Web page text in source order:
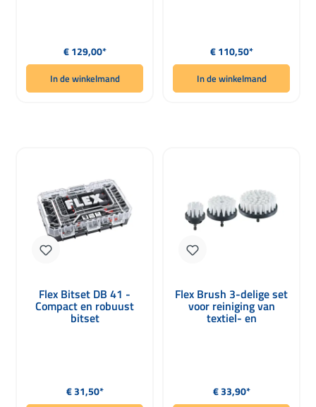
Normale prijs:
€ 129,00*
In de winkelmand
Normale prijs:
€ 110,50*
In de winkelmand
Flex Bitset DB 41 -
Compact en robuust
bitset
Normale prijs:
€ 31,50*
Flex Brush 3-delige set
voor reiniging van
textiel- en
Normale prijs:
€ 33,90*